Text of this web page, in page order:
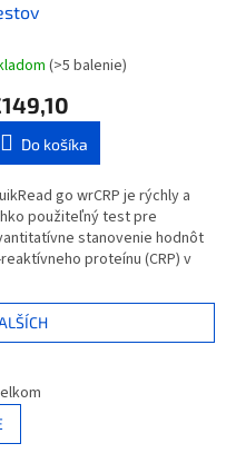
(>5 balenie)
Do košíka
go wrCRP je rýchly a
použiteľný test pre
stanovenie hodnôt
proteínu (CRP) v
prístroja QuikRead